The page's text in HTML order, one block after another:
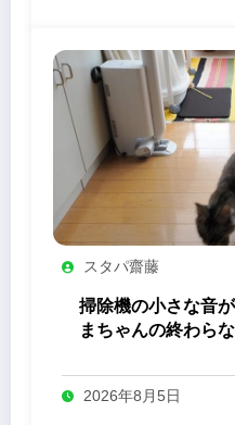
スタパ齋藤
掃除機の小さな音
まちゃんの終わら
2026年8月5日